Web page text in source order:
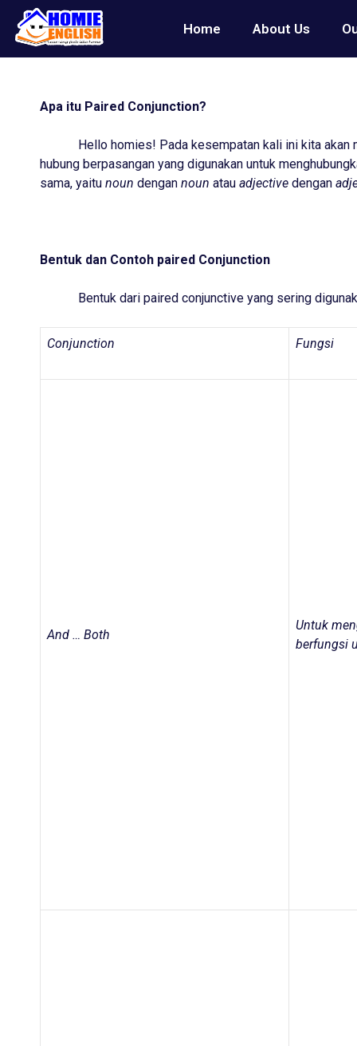
Home About Us
Apa itu Paired Conjunction?
Hello homies! Pada kesempatan kali ini kita akan
hubung berpasangan yang digunakan untuk
sama, yaitu noun dengan noun atau adjective dengan
Bentuk dan Contoh paired Conjunction
Bentuk dari paired conjunctive yang sering
Conjunction Fungsi
And … Both
Untuk
berfungsi